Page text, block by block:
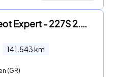
Peugeot Expert - 227S 2.0 BlueHDI 180 Premium Pack Automaat Nr. V101 | Airco
141.543km
(GR)